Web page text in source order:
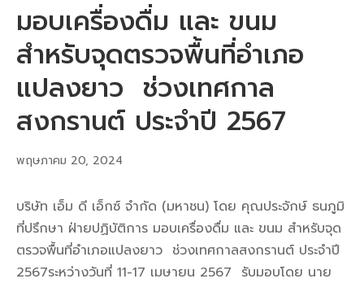
มอบเครื่องดื่ม และ ขนม
สำหรับจุดตรวจพื้นที่อำเภอ
แปลงยาว ช่วงเทศกาล
สงกรานต์ ประจำปี 2567
พฤษภาคม 20, 2024
บริษัท เอ็ม ดี เอ็กซ์ จำกัด (มหาชน) โดย คุณประจักษ์ ธนภูมิ
ที่ปรึกษา ฝ่ายปฏิบัติการ มอบเครื่องดื่ม และ ขนม สำหรับจุด
ตรวจพื้นที่อำเภอแปลงยาว ช่วงเทศกาลสงกรานต์ ประจำปี
2567ระหว่างวันที่ 11-17 เมษายน 2567 รับมอบโดย นาย